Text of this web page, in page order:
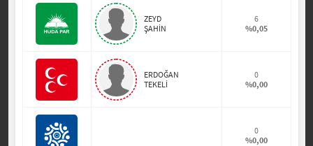
ZEYD
ŞAHİN
6
%0,05
ERDOĞAN
TEKELİ
0
%0,00
0
%0,00